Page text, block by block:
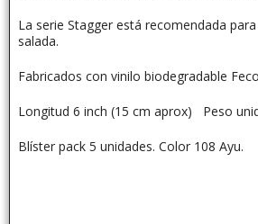
La serie Stagger está recomendada
salada.
Fabricados con vinilo biodegradable
Longitud 6 inch (15 cm aprox) Peso
Blíster pack 5 unidades. Color 108 Ayu.